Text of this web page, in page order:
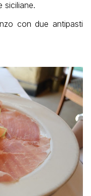
siciliane.
con due antipasti